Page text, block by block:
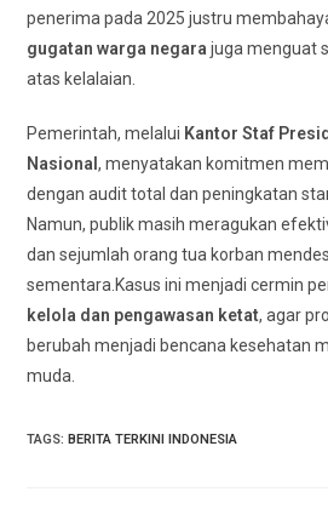
penerima pada 2025 justru
gugatan warga negarajuga menguat
atas kelalaian.
Pemerintah, melalui Kantor Staf
Nasional, menyatakan komitmen
dengan audit total dan peningkatan
Namun, publik masih meragukan
dan sejumlah orang tua korban
sementara.Kasus ini menjadi cermin
kelola dan pengawasan ketat, agar
berubah menjadi bencana kesehatan
muda.
TAGS: BERITA TERKINI INDONESIA